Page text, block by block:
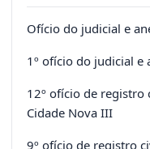
Ofício do judicial e
1º ofício do judicial
12º ofício de
Cidade Nova III
9º ofício de registro